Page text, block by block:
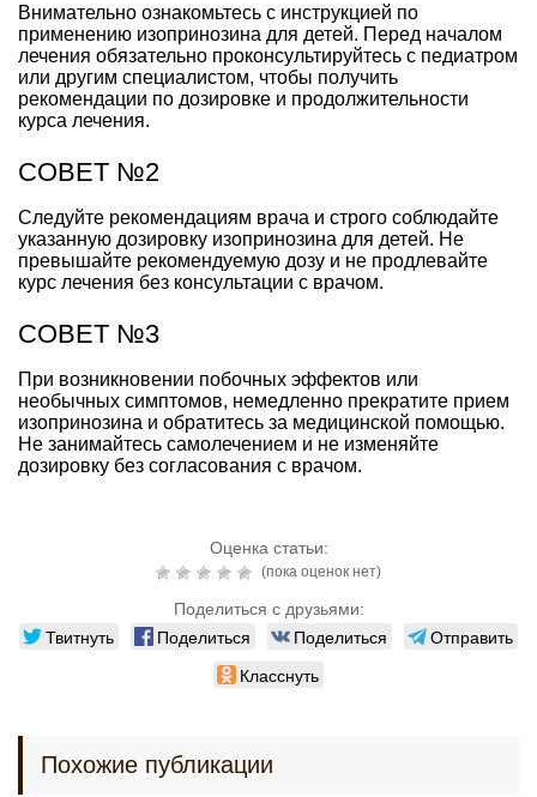
Внимательно ознакомьтесь с инструкцией по
применению изопринозина для детей. Перед началом
лечения обязательно проконсультируйтесь с педиатром
или другим специалистом, чтобы получить
рекомендации по дозировке и продолжительности
курса лечения.
СОВЕТ №2
Следуйте рекомендациям врача и строго соблюдайте
указанную дозировку изопринозина для детей. Не
превышайте рекомендуемую дозу и не продлевайте
курс лечения без консультации с врачом.
СОВЕТ №3
При возникновении побочных эффектов или
необычных симптомов, немедленно прекратите прием
изопринозина и обратитесь за медицинской помощью.
Не занимайтесь самолечением и не изменяйте
дозировку без согласования с врачом.
Оценка статьи:
(пока оценок нет)
Поделиться с друзьями:
Твитнуть Поделиться Поделиться
Отправить
Класснуть
Похожие публикации